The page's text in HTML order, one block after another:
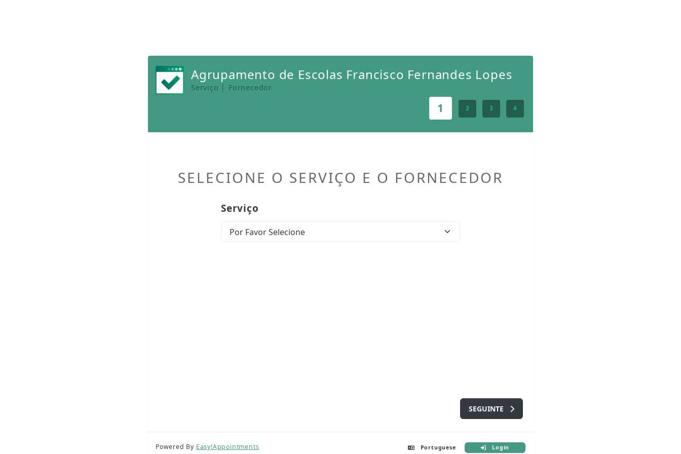
Agrupamento de Escolas Francisco Fernandes Lopes
Serviço │ Fornecedor
1 2 3 4
SELECIONE O SERVIÇO E O FORNECEDOR
Serviço
SEGUINTE
Powered By Easy!Appointments Portuguese Login